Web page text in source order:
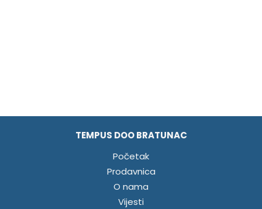
TEMPUS DOO BRATUNAC
Početak
Prodavnica
O nama
Vijesti